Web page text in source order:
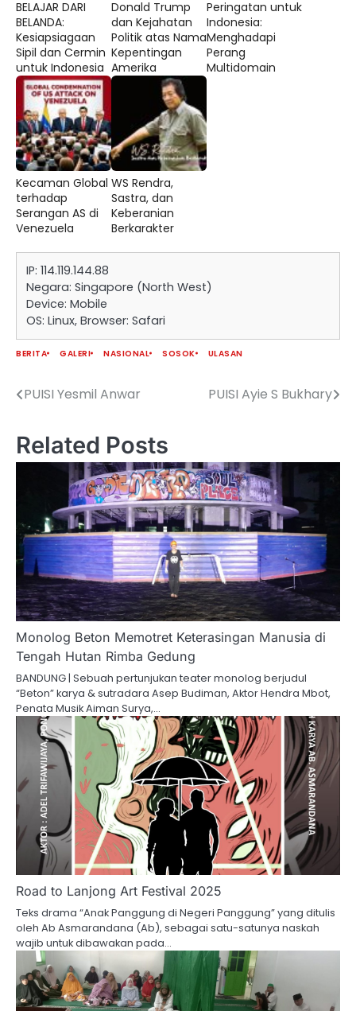
BELAJAR DARI
BELANDA:
Kesiapsiagaan
Sipil dan Cermin
untuk Indonesia
Donald Trump
dan Kejahatan
Politik atas Nama
Kepentingan
Amerika
‎Peringatan untuk
Indonesia:
Menghadapi
Perang
Multidomain
‎Kecaman Global
terhadap
Serangan AS di
Venezuela
‎WS Rendra,
Sastra, dan
Keberanian
Berkarakter
IP: 114.119.144.88
Negara: Singapore (North West)
Device: Mobile
OS: Linux, Browser: Safari
BERITA GALERI NASIONAL SOSOK ULASAN
Navigasi
PUISI Yesmil Anwar PUISI Ayie S Bukhary
Related Posts
Monolog Beton Memotret Keterasingan Manusia di
Tengah Hutan Rimba Gedung
BANDUNG | Sebuah pertunjukan teater monolog berjudul
“Beton” karya & sutradara Asep Budiman, Aktor Hendra Mbot,
Penata Musik Aiman Surya,…
Road to Lanjong Art Festival 2025
Teks drama “Anak Panggung di Negeri Panggung” yang ditulis
oleh Ab Asmarandana (Ab), sebagai satu-satunya naskah
wajib untuk dibawakan pada…